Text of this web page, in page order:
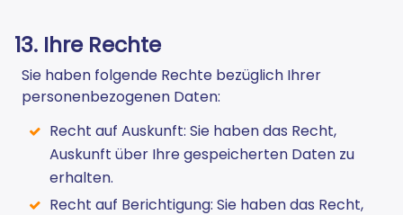
13. Ihre Rechte
Sie haben folgende Rechte bezüglich Ihrer
personenbezogenen Daten:
Recht auf Auskunft: Sie haben das Recht,
Auskunft über Ihre gespeicherten Daten zu
erhalten.
Recht auf Berichtigung: Sie haben das Recht,